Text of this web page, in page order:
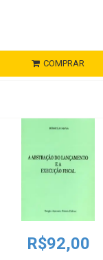
COMPRAR
R$92,00